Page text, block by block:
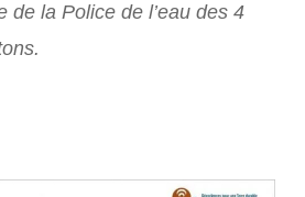
de la Police de l’eau des 4